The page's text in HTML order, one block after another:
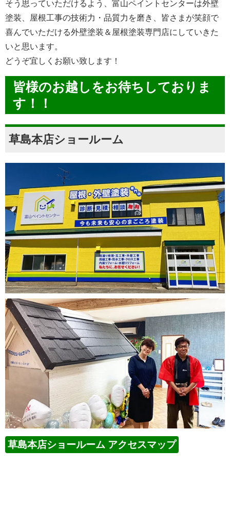
そう思っていただけるよう、富山ペイントセンターは外壁
塗装、屋根工事の技術力・品質力を磨き、皆さまが笑顔で
喜んでいただける外壁塗装＆屋根塗装専門店にしていきた
いと思います。
どうぞ宜しくお願い致します！
皆様のお越しをお待ちしておりま
す！！
草島本店ショールーム
草島本店ショールーム アクセスマップ